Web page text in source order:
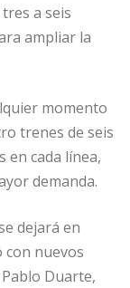
a seis
ampliar la
momento
trenes de seis
en cada línea,
demanda.
dejará en
nuevos
Duarte,